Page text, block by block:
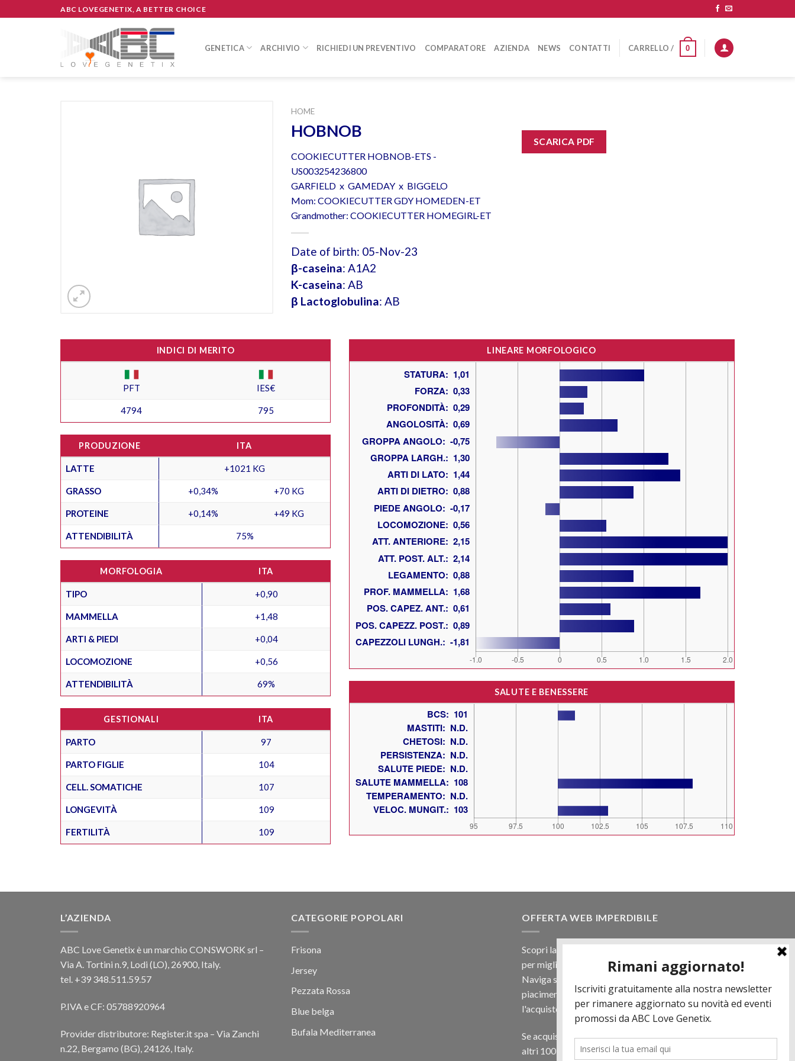
to
ABC LOVEGENETIX, A BETTER CHOICE
GENETICA ARCHIVIO RICHIEDI UN PREVENTIVO COMPARATORE AZIENDA NEWS CONTATTI CARRELLO / 0
HOME
HOBNOB
COOKIECUTTER HOBNOB-ETS -
US003254236800
GARFIELD x GAMEDAY x BIGGELO
Mom: COOKIECUTTER GDY HOMEDEN-ET
Grandmother: COOKIECUTTER HOMEGIRL-ET
Date of birth: 05-Nov-23
β-caseina: A1A2
K-caseina: AB
β Lactoglobulina: AB
SCARICA PDF
INDICI DI MERITO
PFT IES€
4794 795
PRODUZIONE ITA
LATTE +1021 KG
GRASSO +0,34% +70 KG
PROTEINE +0,14% +49 KG
ATTENDIBILITÀ 75%
MORFOLOGIA ITA
TIPO +0,90
MAMMELLA +1,48
ARTI & PIEDI +0,04
LOCOMOZIONE +0,56
ATTENDIBILITÀ 69%
GESTIONALI ITA
PARTO 97
PARTO FIGLIE 104
CELL. SOMATICHE 107
LONGEVITÀ 109
FERTILITÀ 109
LINEARE MORFOLOGICO
SALUTE E BENESSERE
L’AZIENDA
ABC Love Genetix è un marchio CONSWORK srl –
Via A. Tortini n.9, Lodi (LO), 26900, Italy.
tel. +39 348.511.59.57
P.IVA e CF: 05788920964
Provider distributore: Register.it spa – Via Zanchi
n.22, Bergamo (BG), 24126, Italy.
CATEGORIE POPOLARI
Frisona
Jersey
Pezzata Rossa
Blue belga
Bufala Mediterranea
OFFERTA WEB IMPERDIBILE
Scopri la nostra offerta web! Un prezzo mai visto,
per migliaia di prodotti.
Naviga sul sito e scegli il tuo toro filtrando a
piacimento e scopri quanto può essere vantaggioso
l'acquisto online.
Se acquisti almeno 500€ di prodotti in regalo per te
altri 100 € in Tori. Contattaci per più informazioni.